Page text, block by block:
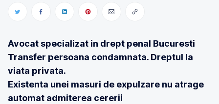
Avocat specializat in drept penal Bucuresti
Transfer persoana condamnata. Dreptul la
viata privata.
Existenta unei masuri de expulzare nu atrage
automat admiterea cererii